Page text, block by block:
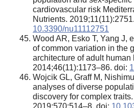
cardiovascular risk
Nutrients.
10.3390/nu11112751
Wood AR, Esko T, Yang J,
of common variation in the
architecture of adult human
2014;46(11):1173–86. doi:
Wojcik GL, Graff M,
analyses of diverse
discovery for complex
2019;570:514–8. doi: